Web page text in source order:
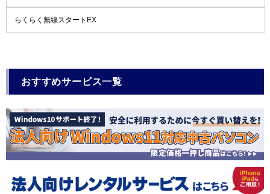
らくらく無線スタートEX
おすすめサービス一覧